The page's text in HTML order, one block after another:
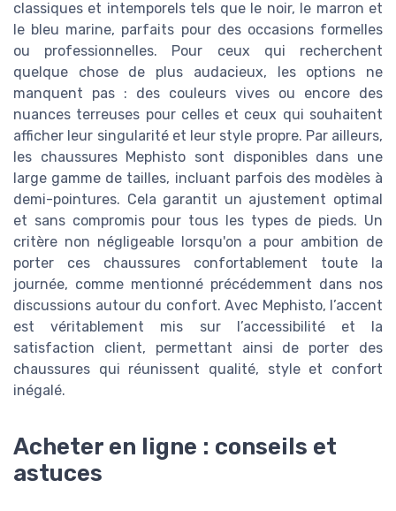
classiques et intemporels tels que le noir, le marron et
le bleu marine, parfaits pour des occasions formelles
ou professionnelles. Pour ceux qui recherchent
quelque chose de plus audacieux, les options ne
manquent pas : des couleurs vives ou encore des
nuances terreuses pour celles et ceux qui souhaitent
afficher leur singularité et leur style propre. Par ailleurs,
les chaussures Mephisto sont disponibles dans une
large gamme de tailles, incluant parfois des modèles à
demi-pointures. Cela garantit un ajustement optimal
et sans compromis pour tous les types de pieds. Un
critère non négligeable lorsqu'on a pour ambition de
porter ces chaussures confortablement toute la
journée, comme mentionné précédemment dans nos
discussions autour du confort. Avec Mephisto, l’accent
est véritablement mis sur l’accessibilité et la
satisfaction client, permettant ainsi de porter des
chaussures qui réunissent qualité, style et confort
inégalé.
Acheter en ligne : conseils et
astuces